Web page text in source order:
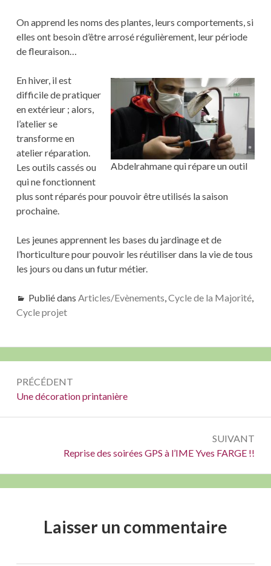
On apprend les noms des plantes, leurs comportements, si
elles ont besoin d’être arrosé régulièrement, leur période
de fleuraison…
Abdelrahmane qui répare un outil
En hiver, il est
difficile de pratiquer
en extérieur ; alors,
l’atelier se
transforme en
atelier réparation.
Les outils cassés ou
qui ne fonctionnent
plus sont réparés pour pouvoir être utilisés la saison
prochaine.
Les jeunes apprennent les bases du jardinage et de
l’horticulture pour pouvoir les réutiliser dans la vie de tous
les jours ou dans un futur métier.
Publié dans Articles/Evènements,Cycle de la Majorité,
Cycle projet
de
l’article
PRÉCÉDENT
Précédent :
Une décoration printanière
SUIVANT
Suivant :
Reprise des soirées GPS à l’IME Yves FARGE !!
Laisser un commentaire